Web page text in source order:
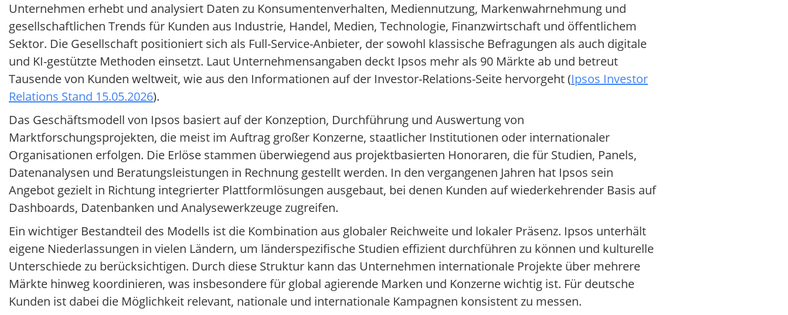
Unternehmen erhebt und analysiert Daten zu Konsumentenverhalten, Mediennutzung, Markenwahrnehmung und
gesellschaftlichen Trends für Kunden aus Industrie, Handel, Medien, Technologie, Finanzwirtschaft und öffentlichem
Sektor. Die Gesellschaft positioniert sich als Full-Service-Anbieter, der sowohl klassische Befragungen als auch digitale
und KI-gestützte Methoden einsetzt. Laut Unternehmensangaben deckt Ipsos mehr als 90 Märkte ab und betreut
Tausende von Kunden weltweit, wie aus den Informationen auf der Investor-Relations-Seite hervorgeht (Ipsos Investor
Relations Stand 15.05.2026).
Das Geschäftsmodell von Ipsos basiert auf der Konzeption, Durchführung und Auswertung von
Marktforschungsprojekten, die meist im Auftrag großer Konzerne, staatlicher Institutionen oder internationaler
Organisationen erfolgen. Die Erlöse stammen überwiegend aus projektbasierten Honoraren, die für Studien, Panels,
Datenanalysen und Beratungsleistungen in Rechnung gestellt werden. In den vergangenen Jahren hat Ipsos sein
Angebot gezielt in Richtung integrierter Plattformlösungen ausgebaut, bei denen Kunden auf wiederkehrender Basis auf
Dashboards, Datenbanken und Analysewerkzeuge zugreifen.
Ein wichtiger Bestandteil des Modells ist die Kombination aus globaler Reichweite und lokaler Präsenz. Ipsos unterhält
eigene Niederlassungen in vielen Ländern, um länderspezifische Studien effizient durchführen zu können und kulturelle
Unterschiede zu berücksichtigen. Durch diese Struktur kann das Unternehmen internationale Projekte über mehrere
Märkte hinweg koordinieren, was insbesondere für global agierende Marken und Konzerne wichtig ist. Für deutsche
Kunden ist dabei die Möglichkeit relevant, nationale und internationale Kampagnen konsistent zu messen.